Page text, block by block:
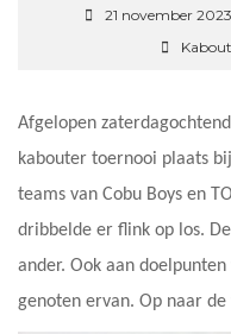
21 november 2023
Afgelopen
kabouter toernooi plaats
teams van Cobu Boys en
dribbelde er flink op los.
ander. Ook aan
genoten ervan. Op naar de